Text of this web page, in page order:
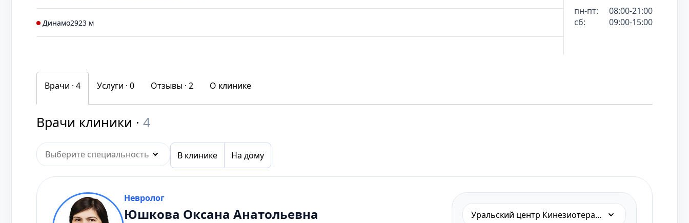
Динамо2923 м
пн-пт:
08:00-21:00
сб:
09:00-15:00
Врачи · 4 Услуги · 0 Отзывы · 2 О клинике
Врачи клиники · 4
Выберите специальность В клинике На дому
Невролог
Юшкова Оксана Анатольевна Уральский центр Кинезиотерапии на Академической